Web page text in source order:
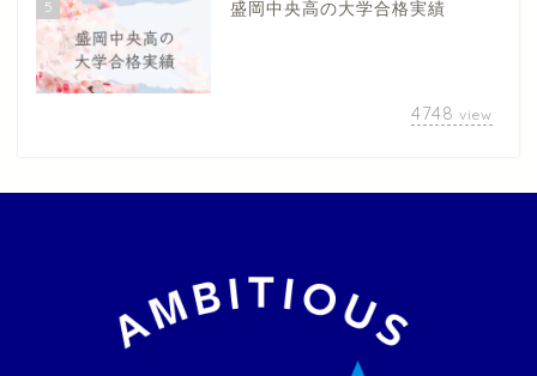
5 盛岡中央高の大学合格実績
4748 view